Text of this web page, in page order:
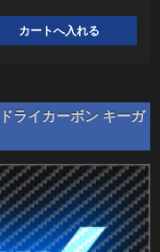
ライカーボン キーガ